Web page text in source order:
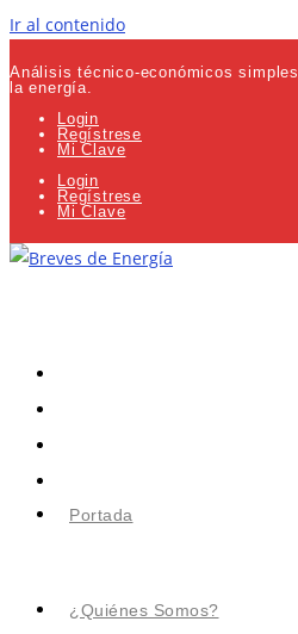
Ir al contenido
Análisis técnico-económicos
la energía.
Login
Regístrese
Mi Clave
Login
Regístrese
Mi Clave
Portada
¿Quiénes Somos?